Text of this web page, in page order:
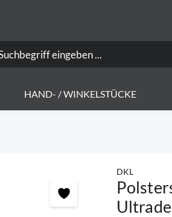
HAND- / WINKELSTÜCKE
DKL